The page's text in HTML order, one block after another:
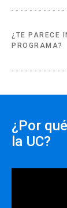
¿TE PARECE
PROGRAMA?
¿Por
la UC?